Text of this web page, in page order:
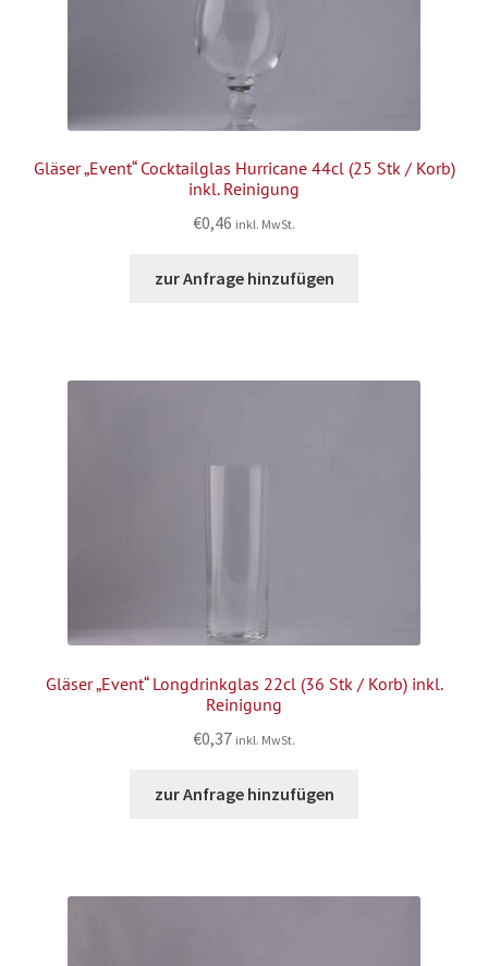
Gläser „Event“ Cocktailglas Hurricane 44cl (25 Stk / Korb)
inkl. Reinigung
€0,46 inkl. MwSt.
zur Anfrage hinzufügen
Gläser „Event“ Longdrinkglas 22cl (36 Stk / Korb) inkl.
Reinigung
€0,37 inkl. MwSt.
zur Anfrage hinzufügen